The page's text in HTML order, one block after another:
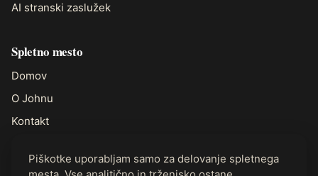
AI stranski zaslužek
Spletno mesto
Domov
O Johnu
Kontakt
Pravno
Piškotke uporabljam samo za delovanje spletnega